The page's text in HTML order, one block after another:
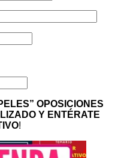
OPOSICIONES
Y ENTÉRATE
!